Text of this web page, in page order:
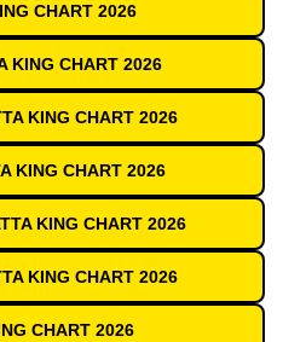
CHART 2026
KING CHART 2026
KING CHART 2026
KING CHART 2026
KING CHART 2026
KING CHART 2026
CHART 2026